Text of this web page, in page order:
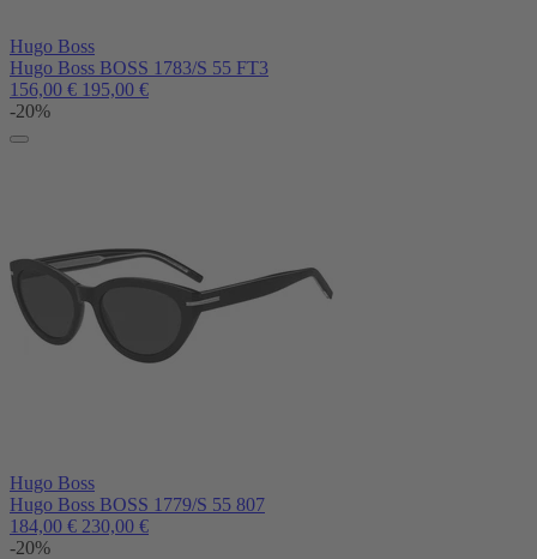
Hugo Boss
Hugo Boss BOSS 1783/S 55 FT3
156,00 € 195,00 €
-20%
Hugo Boss
Hugo Boss BOSS 1779/S 55 807
184,00 € 230,00 €
-20%